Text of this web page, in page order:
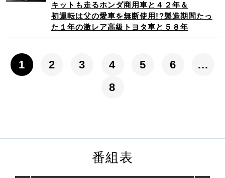
キットも走るホンダ商用車と４２年＆
初運転は父の愛車を無断使用!?製造期間たっ
た１年の激レア高級トヨタ車と５８年
1 2 3 4 5 6
…
8
番組表